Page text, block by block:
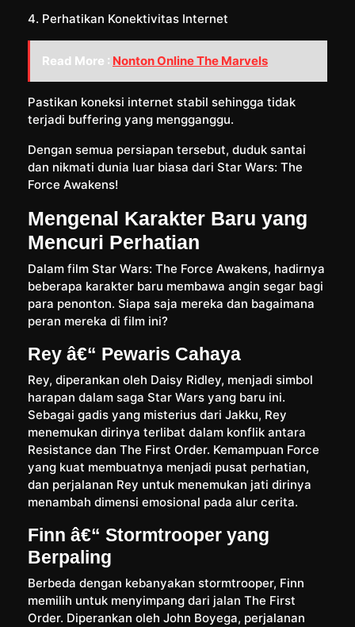
4. Perhatikan Konektivitas Internet
Read More : Nonton Online The Marvels
Pastikan koneksi internet stabil sehingga tidak
terjadi buffering yang mengganggu.
Dengan semua persiapan tersebut, duduk santai
dan nikmati dunia luar biasa dari Star Wars: The
Force Awakens!
Mengenal Karakter Baru yang
Mencuri Perhatian
Dalam film Star Wars: The Force Awakens, hadirnya
beberapa karakter baru membawa angin segar bagi
para penonton. Siapa saja mereka dan bagaimana
peran mereka di film ini?
Rey â€“ Pewaris Cahaya
Rey, diperankan oleh Daisy Ridley, menjadi simbol
harapan dalam saga Star Wars yang baru ini.
Sebagai gadis yang misterius dari Jakku, Rey
menemukan dirinya terlibat dalam konflik antara
Resistance dan The First Order. Kemampuan Force
yang kuat membuatnya menjadi pusat perhatian,
dan perjalanan Rey untuk menemukan jati dirinya
menambah dimensi emosional pada alur cerita.
Finn â€“ Stormtrooper yang
Berpaling
Berbeda dengan kebanyakan stormtrooper, Finn
memilih untuk menyimpang dari jalan The First
Order. Diperankan oleh John Boyega, perjalanan